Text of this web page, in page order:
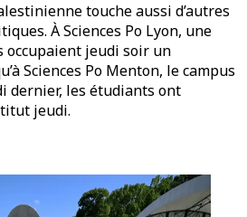
touche aussi d’autres
À Sciences Po Lyon, une
occupaient jeudi soir un
Sciences Po Menton, le campus
dernier, les étudiants ont
jeudi.